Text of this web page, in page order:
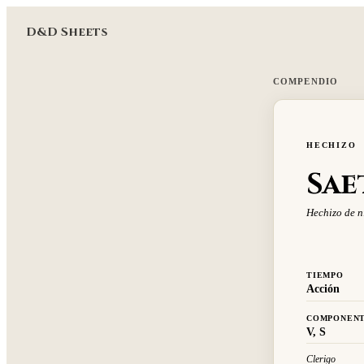
D&D Sheets
COMPENDIO
HECHIZO
Hechizo de
TIEMPO
Acción
V, S
Clerigo